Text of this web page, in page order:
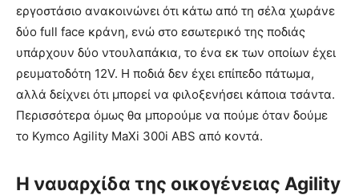
εργοστάσιο ανακοινώνει ότι κάτω από τη σέλα χωράνε
δύο full face κράνη, ενώ στο εσωτερικό της ποδιάς
υπάρχουν δύο ντουλαπάκια, το ένα εκ των οποίων έχει
ρευματοδότη 12V. Η ποδιά δεν έχει επίπεδο πάτωμα,
αλλά δείχνει ότι μπορεί να φιλοξενήσει κάποια τσάντα.
Περισσότερα όμως θα μπορούμε να πούμε όταν δούμε
το Kymco Agility MaXi 300i ABS από κοντά.
Η ναυαρχίδα της οικογένειας Agility